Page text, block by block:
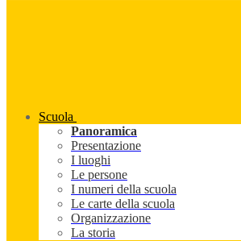
Scuola
Panoramica
Presentazione
I luoghi
Le persone
I numeri della scuola
Le carte della scuola
Organizzazione
La storia